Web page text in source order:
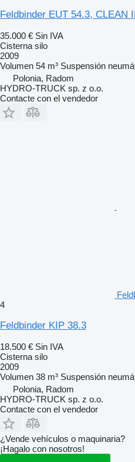
Feldbinder EUT 54.3, CLEAN
35.000 € Sin IVA
Cisterna silo
2009
Volumen 54 m³ Suspensión
Polonia, Radom
HYDRO-TRUCK sp. z o.o.
Contacte con el vendedor
4
Feldbinder KIP 38.3
18.500 € Sin IVA
Cisterna silo
2009
Volumen 38 m³ Suspensión
Polonia, Radom
HYDRO-TRUCK sp. z o.o.
Contacte con el vendedor
¿Vende vehículos o maquinaria?
¡Hagalo con nosotros!